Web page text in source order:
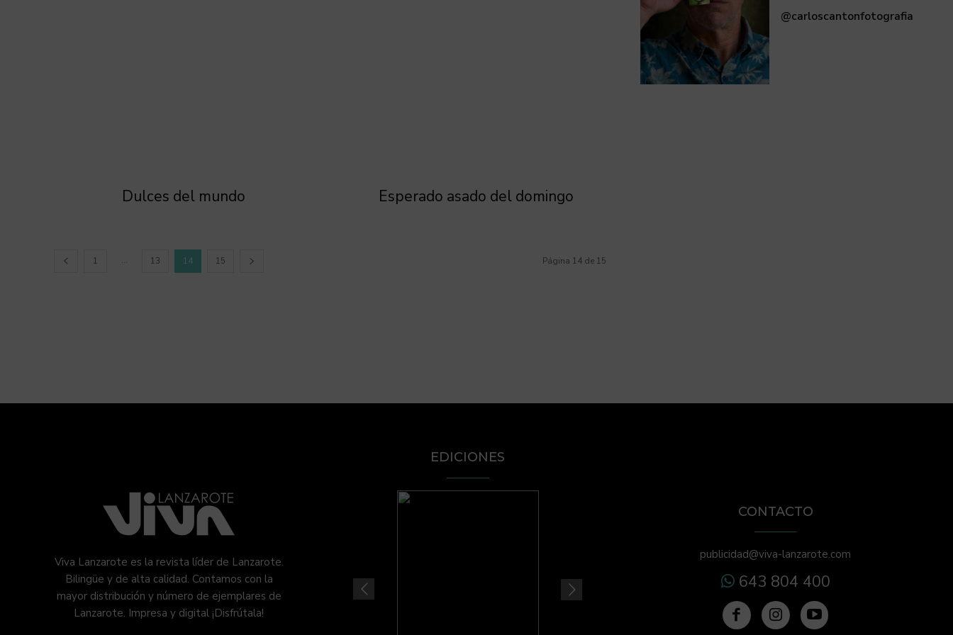
Dulces del mundo Esperado asado del domingo
1 ... 13 14 15 Página 14 de 15
@carloscantonfotografia
Viva Lanzarote es la revista líder de Lanzarote.
Bilingüe y de alta calidad. Contamos con la
mayor distribución y número de ejemplares de
Lanzarote. Impresa y digital ¡Disfrútala!
EDICIONES
CONTACTO
publicidad@viva-lanzarote.com
643 804 400